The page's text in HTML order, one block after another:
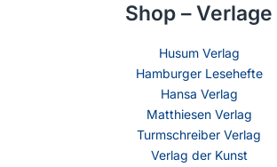
Shop – Verlage
Husum Verlag
Hamburger Lesehefte
Hansa Verlag
Matthiesen Verlag
Turmschreiber Verlag
Verlag der Kunst